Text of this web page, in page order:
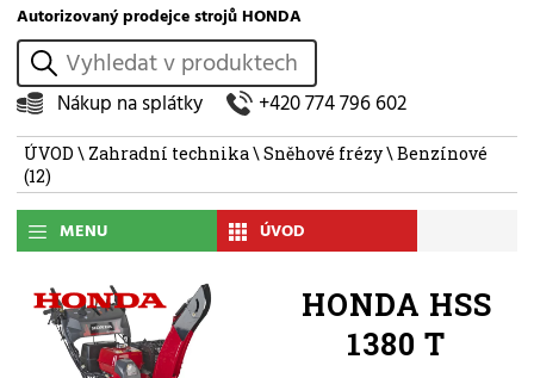
Autorizovaný prodejce strojů HONDA
vyhledat
Nákup na splátky +420 774 796 602
ÚVOD \ Zahradní technika\Sněhové frézy\Benzínové
(12)
MENU ÚVOD
HONDA HSS
1380 T